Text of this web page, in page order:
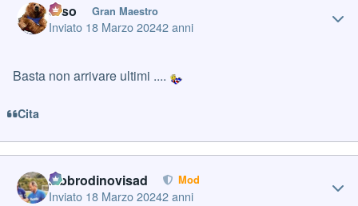
orso Gran Maestro
Inviato 18 Marzo 20242 anni
Basta non arrivare ultimi ....
Cita
labbrodinovisad Mod
Inviato 18 Marzo 20242 anni